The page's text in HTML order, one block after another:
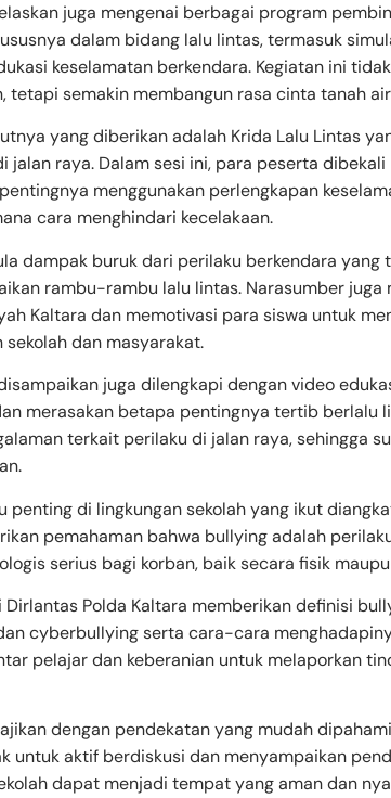
juga mengenai berbagai program
dalam bidang lalu lintas, termasuk
keselamatan berkendara. Kegiatan ini
tetapi semakin membangun rasa cinta tanah
yang diberikan adalah Krida Lalu Lintas
jalan raya. Dalam sesi ini, para peserta
menggunakan perlengkapan
cara menghindari kecelakaan.
dampak buruk dari perilaku berkendara
rambu-rambu lalu lintas. Narasumber
Kaltara dan memotivasi para siswa untuk
sekolah dan masyarakat.
juga dilengkapi dengan video
merasakan betapa pentingnya tertib berlalu
terkait perilaku di jalan raya, sehingga
penting di lingkungan sekolah yang ikut
pemahaman bahwa bullying adalah
serius bagi korban, baik secara fisik
Dirlantas Polda Kaltara memberikan definisi
cyberbullying serta cara-cara
pelajar dan keberanian untuk melaporkan
dengan pendekatan yang mudah
untuk aktif berdiskusi dan menyampaikan
dapat menjadi tempat yang aman dan